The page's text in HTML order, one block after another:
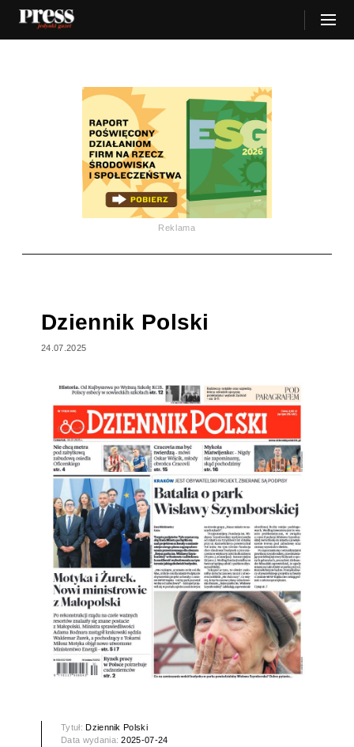
Reklama
Dziennik Polski
24.07.2025
Tytuł: Dziennik Polski
Data wydania:2025-07-24